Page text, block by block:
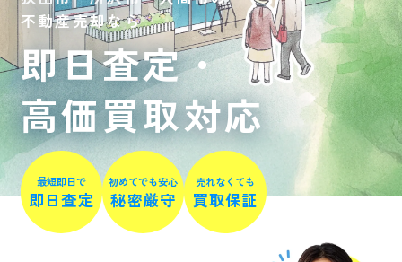
不動産売却なら
即日査定・
高価買取対応
最短即日で
即日査定
初めてでも安心
秘密厳守
売れなくても
買取保証